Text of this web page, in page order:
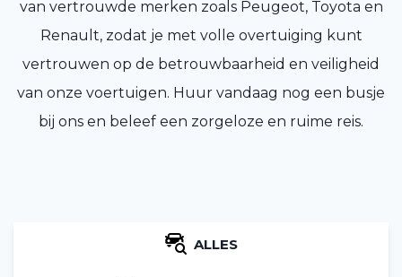
van vertrouwde merken zoals Peugeot, Toyota en
Renault, zodat je met volle overtuiging kunt
vertrouwen op de betrouwbaarheid en veiligheid
van onze voertuigen. Huur vandaag nog een busje
bij ons en beleef een zorgeloze en ruime reis.
ALLES